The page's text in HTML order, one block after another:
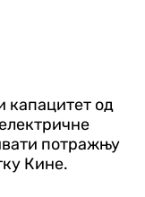
капацитет од
потражњу
Кине.